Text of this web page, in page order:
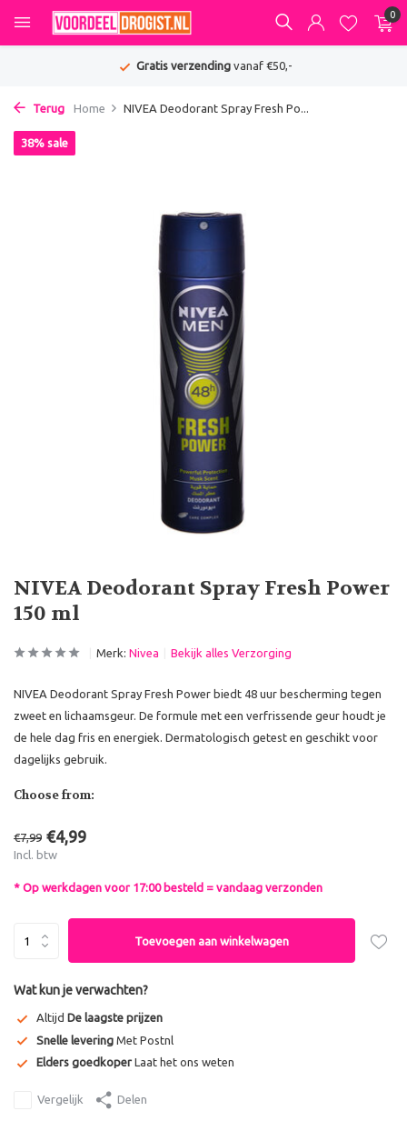
0
Gratis verzendingvanaf €50,-
Terug Home NIVEA Deodorant Spray Fresh Po...
NIVEA Deodorant Spray Fresh Power
150 ml
38% sale
Merk: Nivea Bekijk alles Verzorging
NIVEA Deodorant Spray Fresh Power biedt 48 uur bescherming tegen
zweet en lichaamsgeur. De formule met een verfrissende geur houdt je
de hele dag fris en energiek. Dermatologisch getest en geschikt voor
dagelijks gebruik.
Choose from:
€7,99 €4,99
Incl. btw
* Op werkdagen voor 17:00 besteld = vandaag verzonden
Toevoegen aan winkelwagen
Wat kun je verwachten?
Altijd De laagste prijzen
Snelle levering Met Postnl
Elders goedkoper Laat het ons weten
Vergelijk Delen